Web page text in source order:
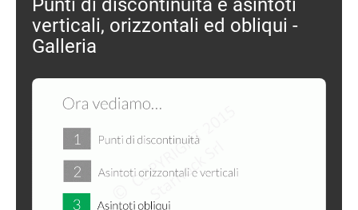
verticali, orizzontali ed obliqui -
Galleria